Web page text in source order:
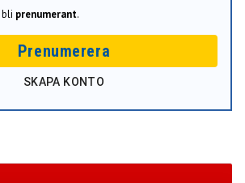
prenumerant.
Prenumerera
SKAPA KONTO